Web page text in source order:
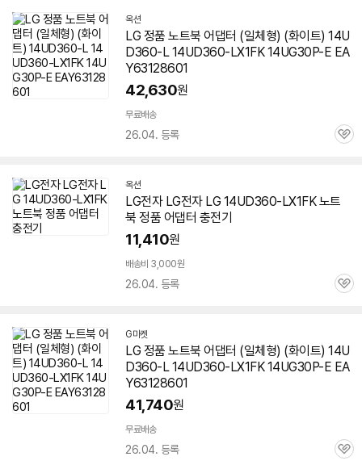
옥션
LG 정품 노트북 어댑터 (일체형) (화이트) 14U
D360-L 14UD360-LX1FK 14UG30P-E EA
Y63128601
42,630원
무료배송
26.04. 등록
관
옥션
LG전자 LG전자 LG 14UD360-LX1FK 노트
북 정품 어댑터 충전기
11,410원
배송비 3,000원
26.04. 등록
관
G마켓
LG 정품 노트북 어댑터 (일체형) (화이트) 14U
D360-L 14UD360-LX1FK 14UG30P-E EA
Y63128601
41,740원
무료배송
26.04. 등록
관